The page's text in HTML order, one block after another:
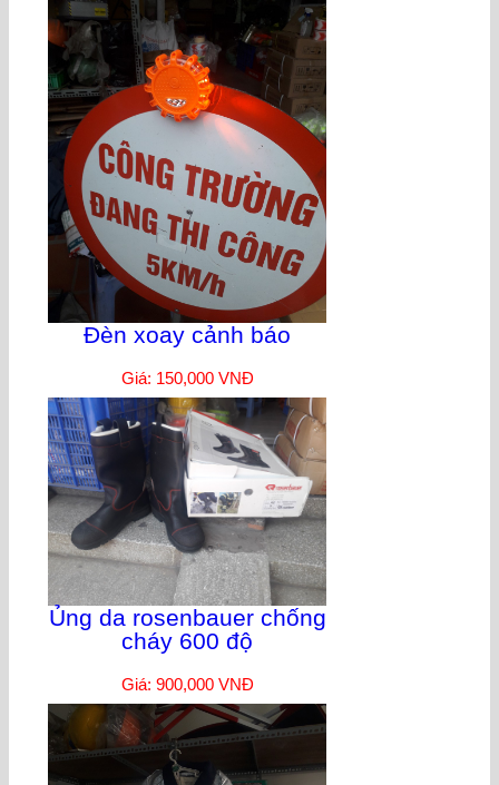
Đèn xoay cảnh báo
Giá: 150,000 VNĐ
Ủng da rosenbauer chống
cháy 600 độ
Giá: 900,000 VNĐ